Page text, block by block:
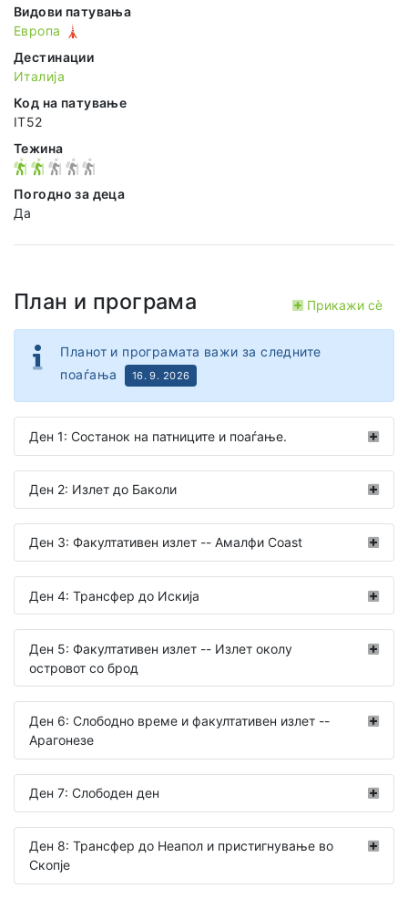
Видови патувања
Европа 🗼
Дестинации
Италија
Код на патување
IT52
Тежина
Погодно за деца
Да
План и програма Прикажи сѐ
Планот и програмата важи за следните
поаѓања
16. 9. 2026
Ден 1: Состанок на патниците и поаѓање.
Ден 2: Излет до Баколи
Ден 3: Факултативен излет -- Амалфи Coast
Ден 4: Трансфер до Искија
Ден 5: Факултативен излет -- Излет околу
островот со брод
Ден 6: Слободно време и факултативен излет --
Арагонезе
Ден 7: Слободен ден
Ден 8: Трансфер до Неапол и пристигнување во
Скопје